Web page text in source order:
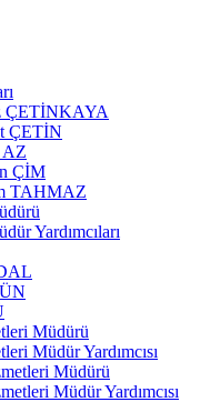
ÇETİNKAYA
ÇETİN
AZ
ÇİM
TAHMAZ
Yardımcıları
Müdürü
Müdür Yardımcısı
Müdürü
Müdür Yardımcısı